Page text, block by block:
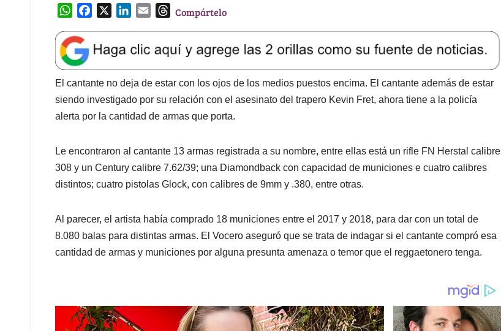
W
a
t
s
A
p
p
e
b
o
o
k
k
e
d
I
n
l
T
e
a
d
s
Compártelo
El cantante no deja de estar con los ojos de los medios puestos encima. El cantante además de estar
siendo investigado por su relación con el asesinato del trapero Kevin Fret, ahora tiene a la policía
alerta por la cantidad de armas que porta.
Le encontraron al cantante 13 armas registrada a su nombre, entre ellas está un rifle FN Herstal calibre
308 y un Century calibre 7.62/39; una Diamondback con capacidad de municiones e cuatro calibres
distintos; cuatro pistolas Glock, con calibres de 9mm y .380, entre otras.
Al parecer, el artista había comprado 18 municiones entre el 2017 y 2018, para dar con un total de
8.080 balas para distintas armas. El Vocero aseguró que se trata de indagar si el cantante compró esa
cantidad de armas y municiones por alguna presunta amenaza o temor que el reggaetonero tenga.